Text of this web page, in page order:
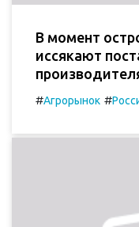
В момент
иссякают
#Агрорынок #